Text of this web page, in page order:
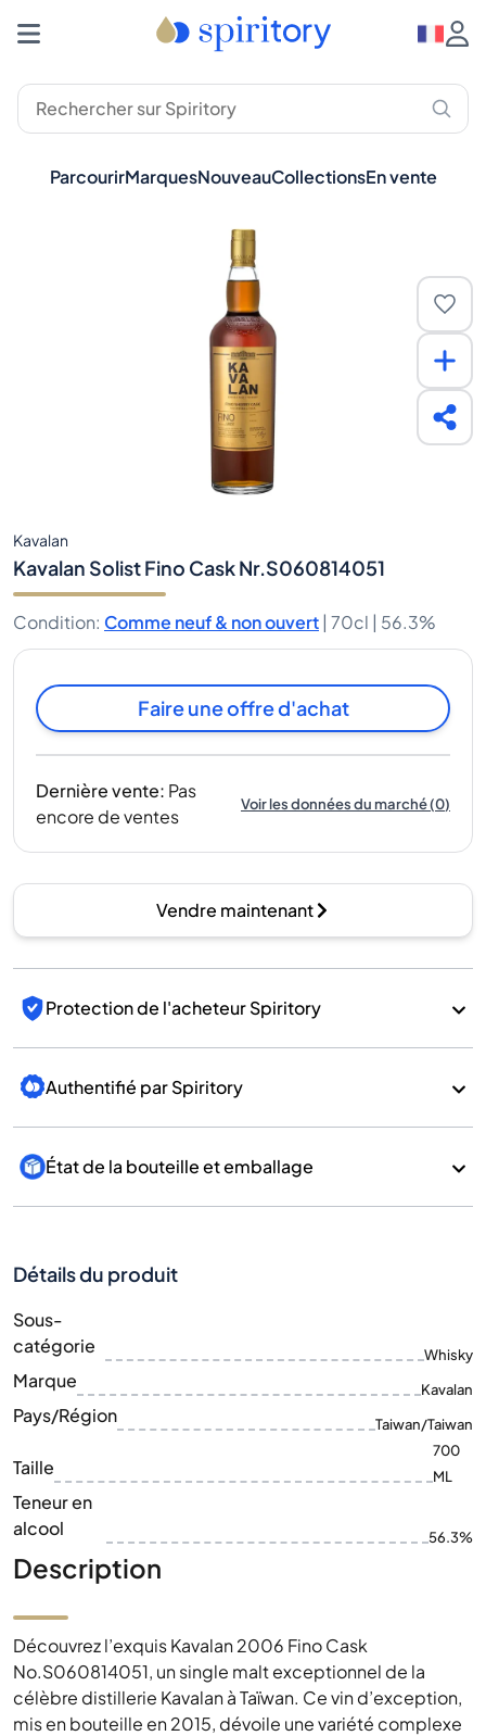
ParcourirMarquesNouveauCollectionsEn vente
Kavalan
Kavalan Solist Fino Cask Nr.S060814051
Condition: Comme neuf & non ouvert | 70cl | 56.3%
Faire une offre d'achat
Dernière vente: Pas
encore de ventes
Voir les données du marché(0)
Vendre maintenant
Protection de l'acheteur Spiritory
Authentifié par Spiritory
État de la bouteille et emballage
Détails du produit
Sous-
catégorie
Whisky
Marque Kavalan
Pays/Région Taiwan/Taiwan
Taille
700
ML
Teneur en
alcool
56.3%
Description
Découvrez l’exquis Kavalan 2006 Fino Cask
No.S060814051, un single malt exceptionnel de la
célèbre distillerie Kavalan à Taïwan. Ce vin d’exception,
mis en bouteille en 2015, dévoile une variété complexe